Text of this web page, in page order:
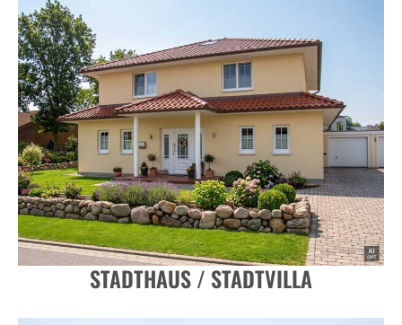
STADTHAUS / STADTVILLA